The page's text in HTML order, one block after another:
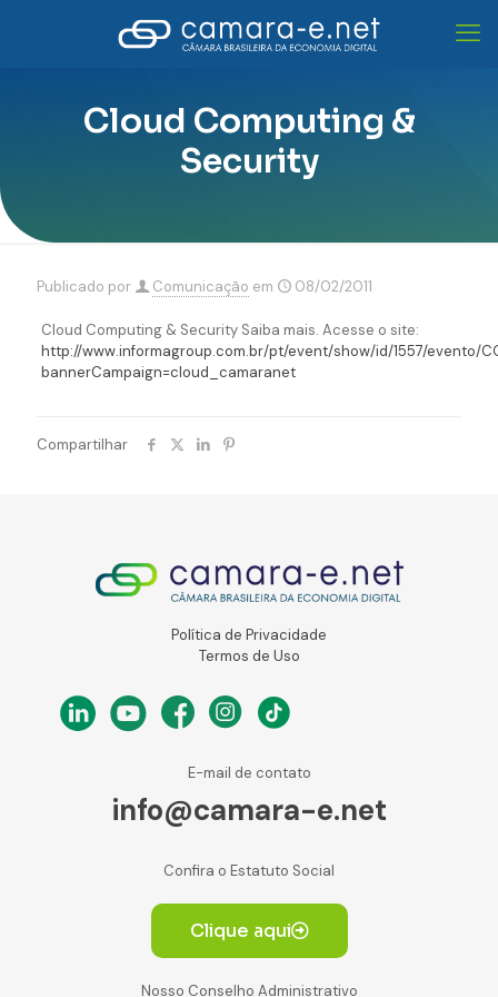
Cloud Computing &
Security
Publicado por Comunicação em 08/02/2011
Cloud Computing & Security Saiba mais. Acesse o site:
http://www.informagroup.com.br/pt/event/show/id/1557/evento/
bannerCampaign=cloud_camaranet
Compartilhar
Política de Privacidade
Termos de Uso
E-mail de contato
info@camara-e.net
Confira o Estatuto Social
Clique aqui
Nosso Conselho Administrativo